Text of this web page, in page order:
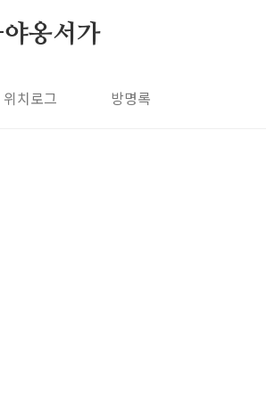
옹서가
위치로그 방명록